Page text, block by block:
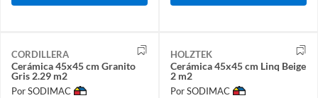
CORDILLERA
Cerámica 45x45 cm Granito
Gris 2.29 m2
Por SODIMAC
HOLZTEK
Cerámica 45x45 cm Linq Beige
2 m2
Por SODIMAC